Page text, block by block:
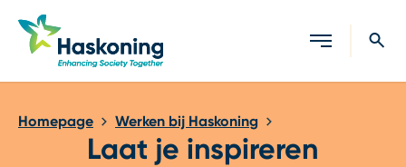
Sluiten
Homepage Werken bij Haskoning
Laat je inspireren